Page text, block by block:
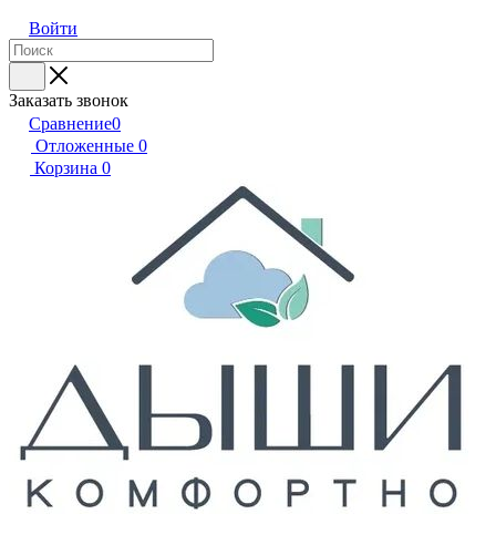
Войти
Заказать звонок
Сравнение0
Отложенные 0
Корзина 0